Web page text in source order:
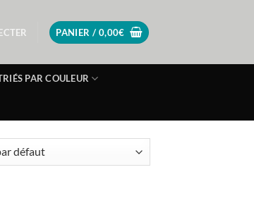
PANIER / 0,00€
PAR COULEUR